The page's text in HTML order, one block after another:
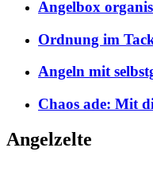
Angelbox
Ordnung im
Angeln mit
Chaos ade: Mit
Angelzelte